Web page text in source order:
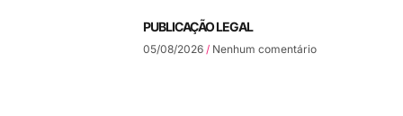
PUBLICAÇÃO LEGAL
05/08/2026 Nenhum comentário